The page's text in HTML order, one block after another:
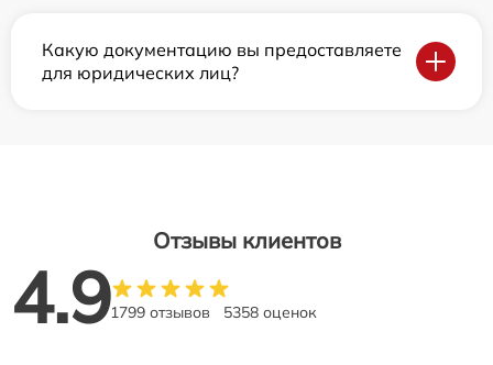
Какую документацию вы предоставляете
для юридических лиц?
Отзывы клиентов
4.91799 отзывов 5358 оценок